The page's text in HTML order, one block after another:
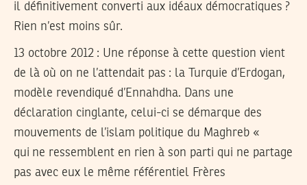
il définitivement converti aux idéaux démocratiques ?
Rien n’est moins sûr.
13 octobre 2012 : Une réponse à cette question vient
de là où on ne l’attendait pas : la Turquie d’Erdogan,
modèle revendiqué d’Ennahdha. Dans une
déclaration cinglante, celui-ci se démarque des
mouvements de l’islam politique du Maghreb «
qui ne ressemblent en rien à son parti qui ne partage
pas avec eux le même référentiel Frères